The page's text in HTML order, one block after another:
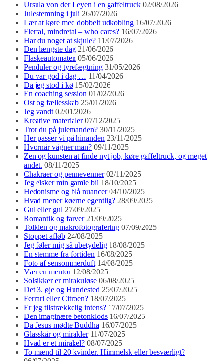
Ursula von der Leyen i en gaffeltruck 02/08/2026
Julestemning i juli 26/07/2026
Lær at køre med dobbelt udkobling 16/07/2026
Flertal, mindretal – who cares? 16/07/2026
Har du noget at skjule? 11/07/2026
Den længste dag 21/06/2026
Flaskeautomaten 05/06/2026
Penduler og tyrefægtning 31/05/2026
Du var god i dag … 11/04/2026
Da jeg stod i kø 15/02/2026
En coaching session 01/02/2026
Ost og fællesskab 25/01/2026
Jeg vandt 02/01/2026
Kreative materialer 07/12/2025
Tror du på julemanden? 30/11/2025
Her passer vi på hinanden 23/11/2025
Hvornår vågner man? 09/11/2025
Zen og kunsten at finde nyt job, køre gaffeltruck, og meget
andet. 08/11/2025
Chakraer og pennevenner 02/11/2025
Jeg elsker min gamle bil 18/10/2025
Hedonisme og blå nuancer 04/10/2025
Hvad mener køerne egentlig? 28/09/2025
Gul eller gul 27/09/2025
Romantik og farver 21/09/2025
Tolkien og makrofotografering 07/09/2025
Stoppet afløb 24/08/2025
Jeg føler mig så ubetydelig 18/08/2025
En stemme fra fortiden 16/08/2025
Foto af sensommerduft 14/08/2025
Vær en mentor 12/08/2025
Solsikker er mirakuløse 06/08/2025
Det 3. øje og Hundested 25/07/2025
Ferrari eller Citroen? 18/07/2025
Er jeg tilstrækkelig intens? 17/07/2025
Den imaginære betonklods 16/07/2025
Da Jesus mødte Buddha 16/07/2025
Glasskår og mirakler 11/07/2025
Hvad er et mirakel? 08/07/2025
To mænd til 20 kvinder. Himmelsk eller besværligt?